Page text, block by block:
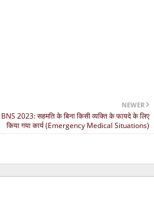
NEWER
2023: सहमति के बिना किसी व्यक्ति के फायदे के लिए
किया गया कार्य (Emergency Medical Situations)